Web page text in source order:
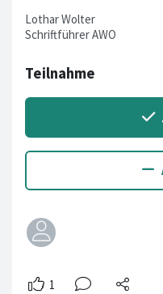
Lothar Wolter
Schriftführer AWO